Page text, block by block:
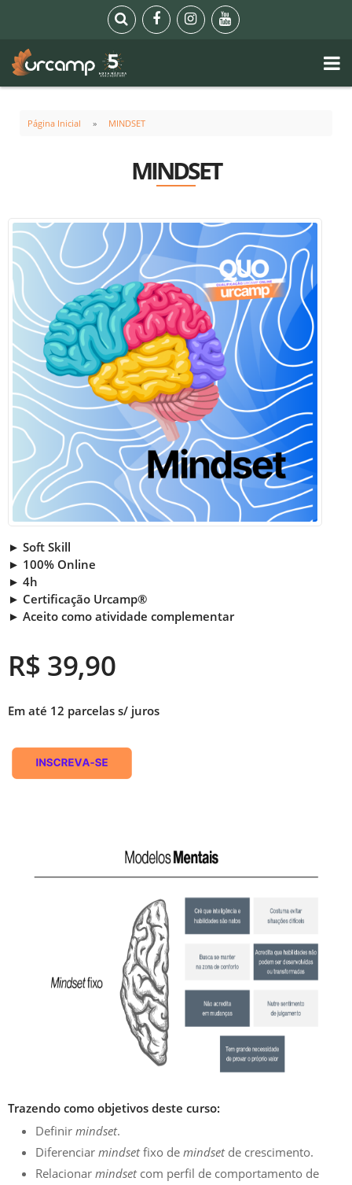
Página Inicial MINDSET
MINDSET
► Soft Skill
► 100% Online
► 4h
► Certificação Urcamp®
► Aceito como atividade complementar
R$ 39,90
Em até 12 parcelas s/ juros
Trazendo como objetivos deste curso:
Definir mindset.
Diferenciar mindsetfixo de mindset de crescimento.
Relacionar mindset com perfil de comportamento de